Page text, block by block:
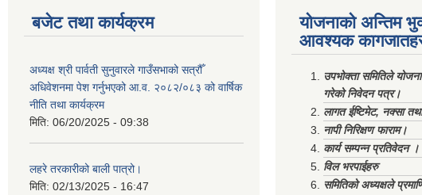
बजेट तथा कार्यक्रम
अध्यक्ष श्री पार्वती सुनुवारले गाउँसभाको सत्रौँ
अधिवेशनमा पेश गर्नुभएको आ.व. २०८२/०८३ को वार्षिक
नीति तथा कार्यक्रम
मिति: 06/20/2025 - 09:38
लहरे तरकारीको बाली पात्रो।
मिति: 02/13/2025 - 16:47
योजनाको अन्तिम
आवश्यक
उपभोक्ता समितिले
गरेको निवेदन पत्र।
लागत ईष्टिमेट, नक्सा
नापी निरिक्षण फाराम।
कार्य सम्पन्न प्रतिवेदन ।
विल भरपाईहरु
समितिको अध्यक्षले